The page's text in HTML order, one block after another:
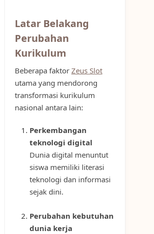
Latar Belakang
Perubahan
Kurikulum
Beberapa faktor Zeus Slot
utama yang mendorong
transformasi kurikulum
nasional antara lain:
Perkembangan
teknologi digital
Dunia digital menuntut
siswa memiliki literasi
teknologi dan informasi
sejak dini.
Perubahan kebutuhan
dunia kerja